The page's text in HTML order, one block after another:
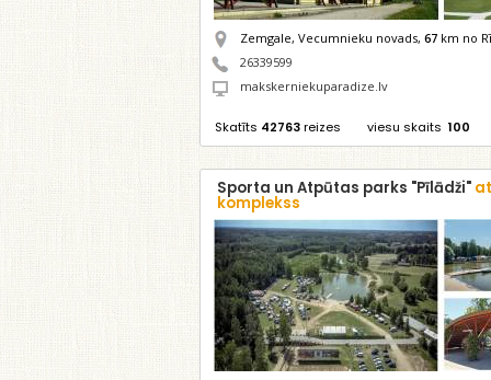
Zemgale, Vecumnieku novads, 67 km no
26339599
makskerniekuparadize.lv
Skatīts 42763reizes viesu skaits 100
Sporta un Atpūtas parks "Pīlādži"
komplekss